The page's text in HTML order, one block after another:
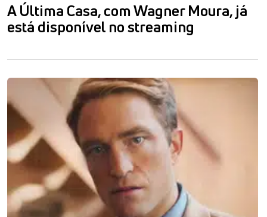
A Última Casa, com Wagner Moura, já
está disponível no streaming